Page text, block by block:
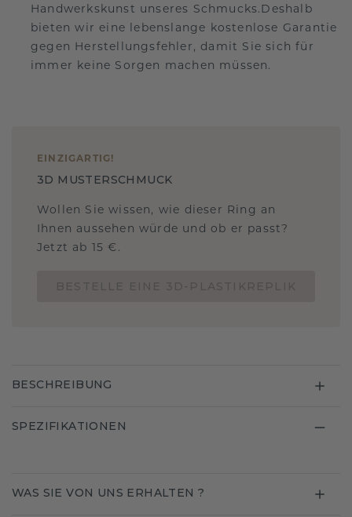
Handwerkskunst unseres Schmucks.Deshalb
bieten wir eine lebenslange kostenlose Garantie
gegen Herstellungsfehler, damit Sie sich für
immer keine Sorgen machen müssen.
EINZIGARTIG !
3D MUSTERSCHMUCK
Wollen Sie wissen, wie dieser Ring an
Ihnen aussehen würde und ob er passt?
Jetzt ab 15 €.
BESCHREIBUNG
SPEZIFIKATIONEN
WAS SIE VON UNS ERHALTEN ?